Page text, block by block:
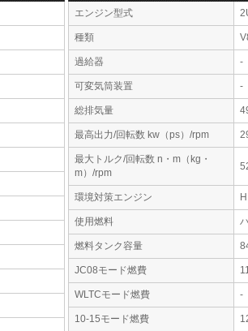
エンジン型式
種類
過給器 -
可変気筒装置 -
総排気量
最高出力/回転数 kw（ps）/rpm
最大トルク/回転数 n・m（kg・
m）/rpm
環境対策エンジン
使用燃料
燃料タンク容量
JC08モード燃費
WLTCモード燃費 -
10-15モード燃費